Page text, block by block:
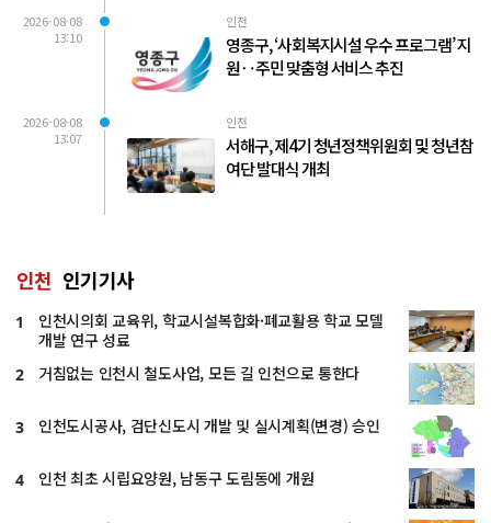
2026-08-08
13:10
인천
영종구, ‘사회복지시설 우수 프로그램’ 지
원‥주민 맞춤형 서비스 추진
2026-08-08
13:07
인천
서해구, 제4기 청년정책위원회 및 청년참
여단 발대식 개최
인천 인기기사
1
인천시의회 교육위, 학교시설복합화·폐교활용 학교 모델
개발 연구 성료
2 거침없는 인천시 철도사업, 모든 길 인천으로 통한다
3 인천도시공사, 검단신도시 개발 및 실시계획(변경) 승인
4 인천 최초 시립요양원, 남동구 도림동에 개원